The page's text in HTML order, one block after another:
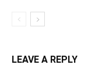
LEAVE A REPLY